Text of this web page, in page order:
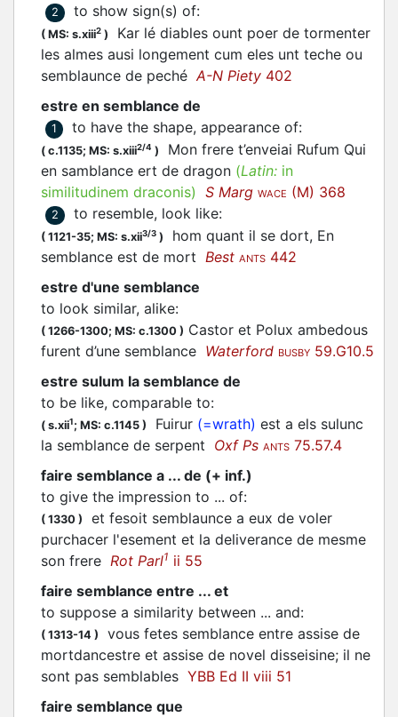
2 to show sign(s) of:
( MS: s.xiii2 )
Kar lé diables ount poer de tormenter
les almes ausi longement cum eles unt teche ou
semblaunce de pechéA-N Piety 402
estre en semblance de
1 to have the shape, appearance of:
( c.1135; MS: s.xiii2/4 )
Mon frere t’enveiai Rufum Qui
en samblance ert de dragon (Latin: in
similitudinem draconis) S Marg WACE (M) 368
2 to resemble, look like:
( 1121-35; MS: s.xii3/3 )
hom quant il se dort, En
semblance est de mort Best ANTS 442
estre d'une semblance
to look similar, alike:
( 1266-1300; MS: c.1300 ) Castor et Polux ambedous
furent d’une semblance Waterford BUSBY 59.G10.5
estre sulum la semblance de
to be like, comparable to:
( s.xii1 ; MS: c.1145 ) Fuirur (=wrath) est a els sulunc
la semblance de serpent Oxf Ps ANTS 75.57.4
faire semblance a ... de (+ inf.)
to give the impression to ... of:
( 1330 )
et fesoit semblaunce a eux de voler
purchacer l'esement et la deliverance de mesme
son frere Rot Parl1 ii 55
faire semblance entre ... et
to suppose a similarity between ... and:
( 1313-14 )
vous fetes semblance entre assise de
mortdancestre et assise de novel disseisine; il ne
sont pas semblables YBB Ed II viii 51
faire semblance que